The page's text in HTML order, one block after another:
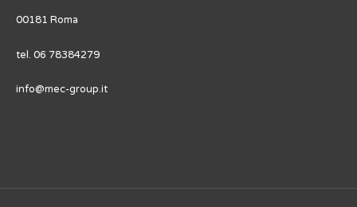
00181 Roma
tel. 06 78384279
info@mec-group.it